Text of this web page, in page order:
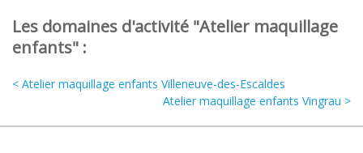
Les domaines d'activité "Atelier maquillage
enfants" :
< Atelier maquillage enfants Villeneuve-des-Escaldes
Atelier maquillage enfants Vingrau >